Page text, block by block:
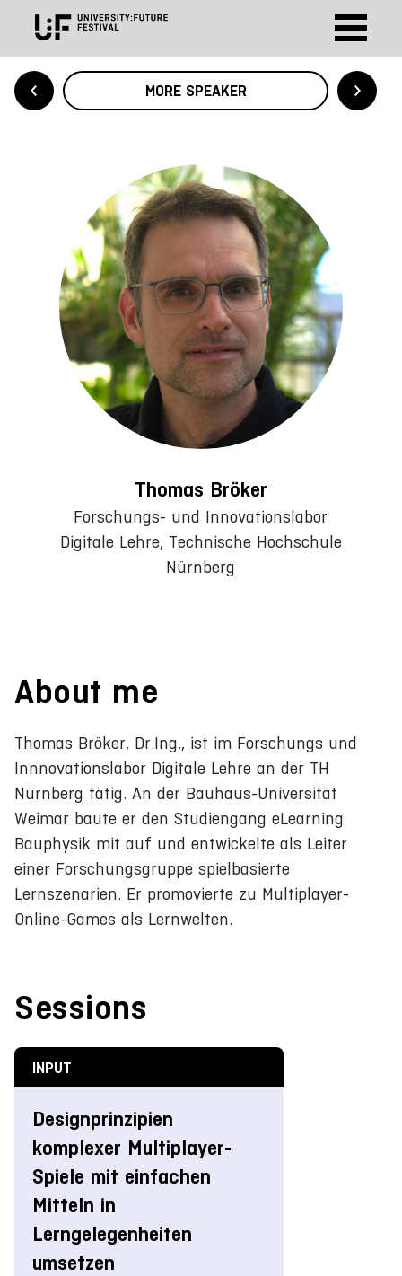
MORE SPEAKER
Thomas Bröker
Forschungs- und Innovationslabor
Digitale Lehre, Technische Hochschule
Nürnberg
About me
Thomas Bröker, Dr.Ing., ist im Forschungs und
Innnovationslabor Digitale Lehre an der TH
Nürnberg tätig. An der Bauhaus-Universität
Weimar baute er den Studiengang eLearning
Bauphysik mit auf und entwickelte als Leiter
einer Forschungsgruppe spielbasierte
Lernszenarien. Er promovierte zu Multiplayer-
Online-Games als Lernwelten.
Sessions
INPUT
Designprinzipien
komplexer Multiplayer-
Spiele mit einfachen
Mitteln in
Lerngelegenheiten
umsetzen